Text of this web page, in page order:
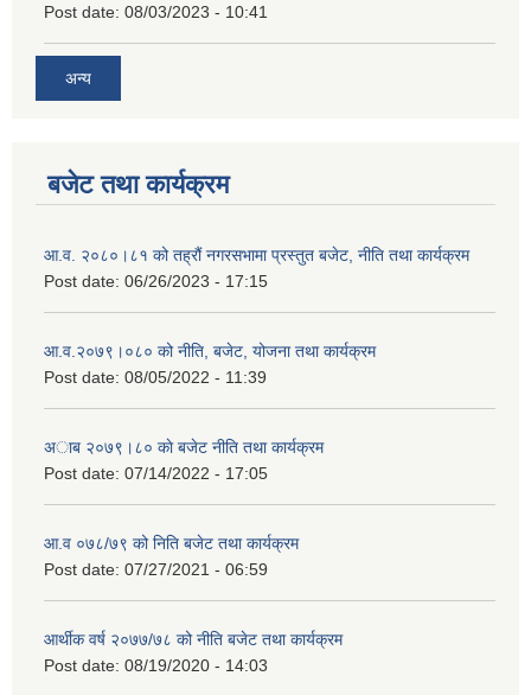
Post date: 08/03/2023 - 10:41
अन्य
बजेट तथा कार्यक्रम
आ.व. २०८०।८१ को तह्रौं नगरसभामा प्रस्तुत बजेट, नीति तथा कार्यक्रम
Post date: 06/26/2023 - 17:15
आ.व.२०७९।०८० को नीति, बजेट, योजना तथा कार्यक्रम
Post date: 08/05/2022 - 11:39
अाब २०७९।८० काे बजेट नीति तथा कार्यक्रम
Post date: 07/14/2022 - 17:05
आ.व ०७८/७९ को निति बजेट तथा कार्यक्रम
Post date: 07/27/2021 - 06:59
आर्थीक वर्ष २०७७/७८ को नीति बजेट तथा कार्यक्रम
Post date: 08/19/2020 - 14:03